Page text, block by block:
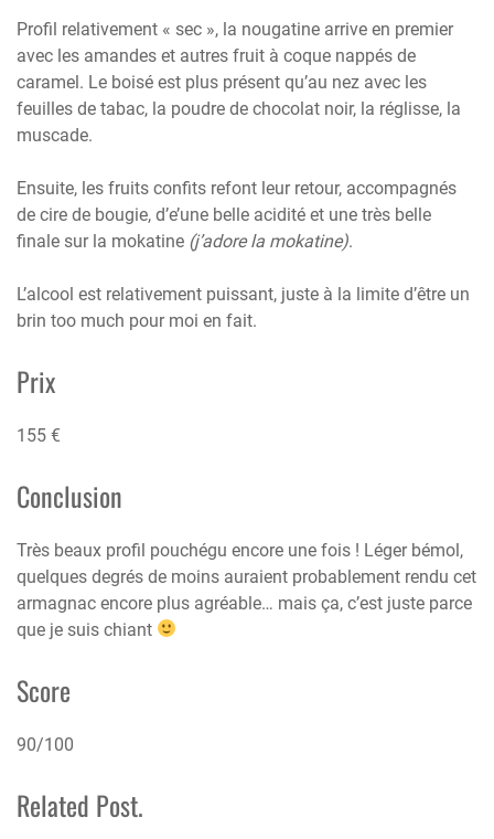
Profil relativement « sec », la nougatine arrive en premier
avec les amandes et autres fruit à coque nappés de
caramel. Le boisé est plus présent qu’au nez avec les
feuilles de tabac, la poudre de chocolat noir, la réglisse, la
muscade.
Ensuite, les fruits confits refont leur retour, accompagnés
de cire de bougie, d’e’une belle acidité et une très belle
finale sur la mokatine (j’adore la mokatine).
L’alcool est relativement puissant, juste à la limite d’être un
brin too much pour moi en fait.
Prix
155 €
Conclusion
Très beaux profil pouchégu encore une fois ! Léger bémol,
quelques degrés de moins auraient probablement rendu cet
armagnac encore plus agréable… mais ça, c’est juste parce
que je suis chiant
Score
90/100
Related Post.